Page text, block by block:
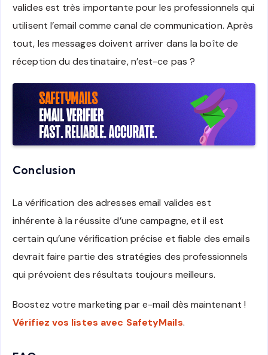
valides est très importante pour les professionnels qui
utilisent l’email comme canal de communication. Après
tout, les messages doivent arriver dans la boîte de
réception du destinataire, n’est-ce pas ?
Conclusion
La vérification des adresses email valides est
inhérente à la réussite d’une campagne, et il est
certain qu’une vérification précise et fiable des emails
devrait faire partie des stratégies des professionnels
qui prévoient des résultats toujours meilleurs.
Boostez votre marketing par e-mail dès maintenant !
Vérifiez vos listes avec SafetyMails.